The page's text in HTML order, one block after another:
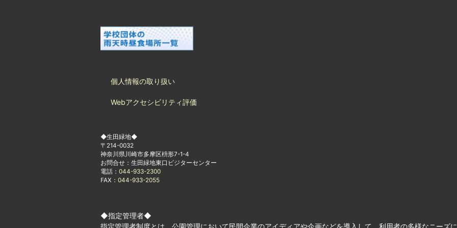
個人情報の取り扱い
Webアクセシビリティ評価
◆生田緑地◆
〒214-0032
神奈川県川崎市多摩区枡形7-1-4
お問合せ：生田緑地東口ビジターセンター
電話： 044-933-2300
FAX： 044-933-2055
◆指定管理者◆
指定管理者制度とは、公園管理において民間企業のアイディアや企画などを導入して、利用者の多様なニーズ